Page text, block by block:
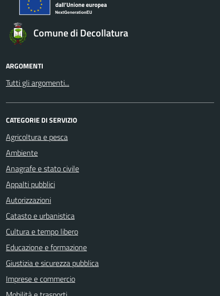
Comune di Decollatura
ARGOMENTI
Tutti gli argomenti...
CATEGORIE DI SERVIZIO
Agricoltura e pesca
Ambiente
Anagrafe e stato civile
Appalti pubblici
Autorizzazioni
Catasto e urbanistica
Cultura e tempo libero
Educazione e formazione
Giustizia e sicurezza pubblica
Imprese e commercio